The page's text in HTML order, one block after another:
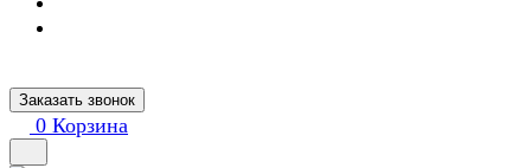
Заказать звонок
0 Корзина